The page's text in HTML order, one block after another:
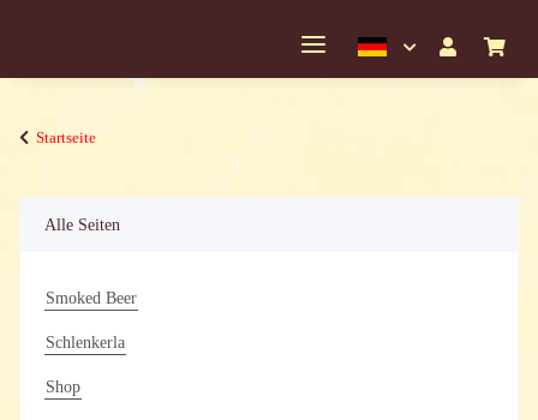
Startseite
Alle Seiten
Smoked Beer
Schlenkerla
Shop